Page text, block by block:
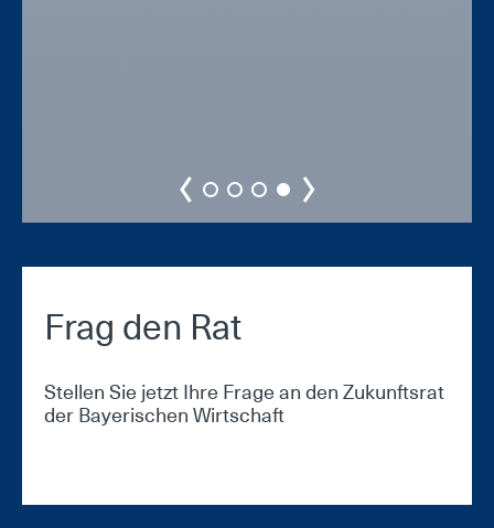
Frag den Rat
Stellen Sie jetzt Ihre Frage an den Zukunftsrat
der Bayerischen Wirtschaft